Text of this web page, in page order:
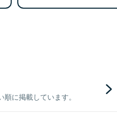
に掲載しています。